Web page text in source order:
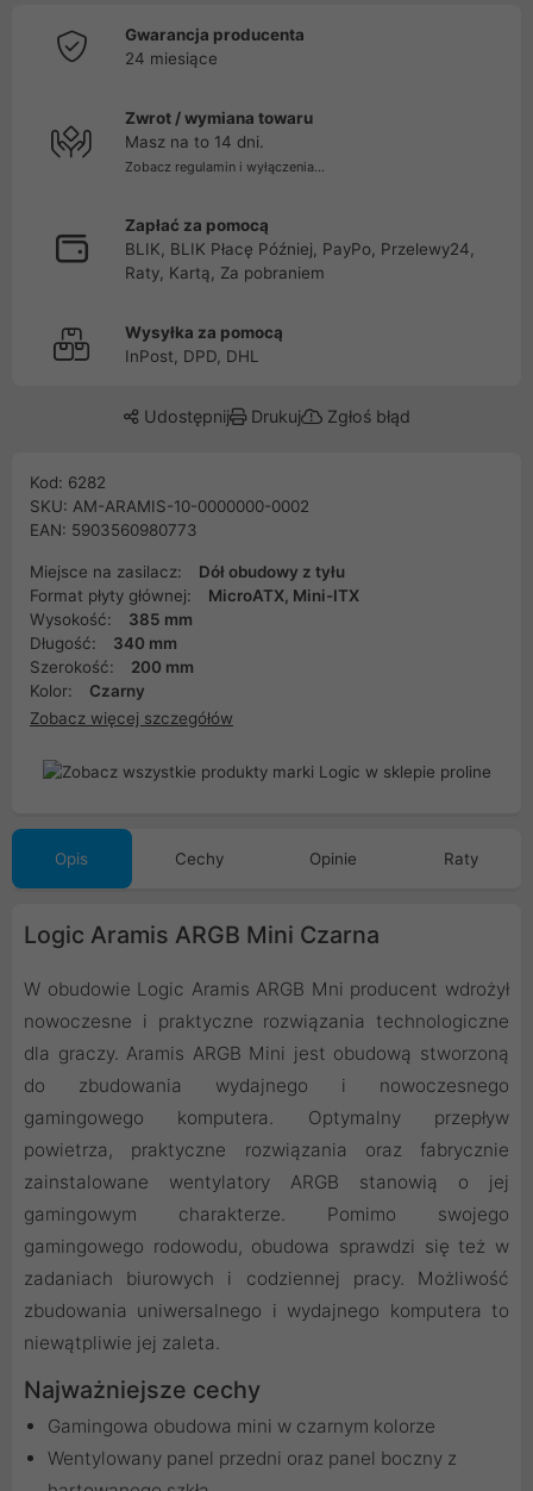
Gwarancja producenta
24 miesiące
Zwrot / wymiana towaru
Masz na to 14 dni.
Zobacz regulamin i wyłączenia...
Zapłać za pomocą
BLIK, BLIK Płacę Później, PayPo, Przelewy24,
Raty, Kartą, Za pobraniem
Wysyłka za pomocą
InPost, DPD, DHL
Udostępnij Drukuj Zgłoś błąd
Kod: 6282
SKU: AM-ARAMIS-10-0000000-0002
EAN: 5903560980773
Miejsce na zasilacz:
Dół obudowy z tyłu
Format płyty głównej:
MicroATX, Mini-ITX
Wysokość:
385 mm
Długość:
340 mm
Szerokość:
200 mm
Kolor:
Czarny
Zobacz więcej szczegółów
Opis Cechy Opinie Raty
Logic Aramis ARGB Mini Czarna
W obudowie Logic Aramis ARGB Mni producent wdrożył
nowoczesne i praktyczne rozwiązania technologiczne
dla graczy. Aramis ARGB Mini jest obudową stworzoną
do zbudowania wydajnego i nowoczesnego
gamingowego komputera. Optymalny przepływ
powietrza, praktyczne rozwiązania oraz fabrycznie
zainstalowane wentylatory ARGB stanowią o jej
gamingowym charakterze. Pomimo swojego
gamingowego rodowodu, obudowa sprawdzi się też w
zadaniach biurowych i codziennej pracy. Możliwość
zbudowania uniwersalnego i wydajnego komputera to
niewątpliwie jej zaleta.
Najważniejsze cechy
Gamingowa obudowa mini w czarnym kolorze
Wentylowany panel przedni oraz panel boczny z